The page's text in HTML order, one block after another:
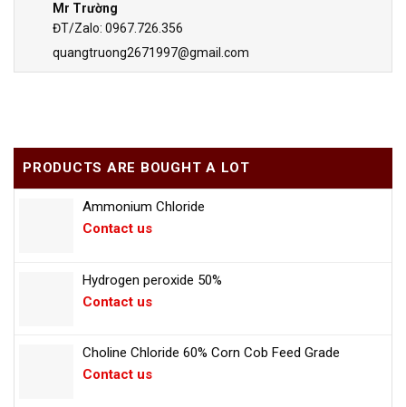
Mr Trường
ĐT/Zalo: 0967.726.356
quangtruong2671997@gmail.com
PRODUCTS ARE BOUGHT A LOT
Ammonium Chloride
Contact us
Hydrogen peroxide 50%
Contact us
Choline Chloride 60% Corn Cob Feed Grade
Contact us